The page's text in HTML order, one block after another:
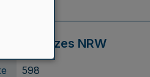
Gesetzes NRW
598